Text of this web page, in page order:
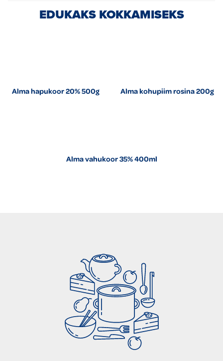
EDUKAKS KOKKAMISEKS
Alma hapukoor 20% 500g Alma kohupiim rosina 200g
Alma vahukoor 35% 400ml